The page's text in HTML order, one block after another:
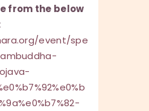
from the below
event/spe